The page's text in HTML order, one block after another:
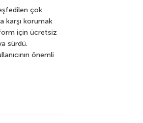
çok
karşı korumak
için ücretsiz
sürdü.
önemli